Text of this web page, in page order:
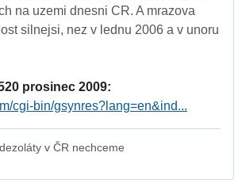
na uzemi dnesni CR. A mrazova
silnejsi, nez v lednu 2006 a v unoru
prosinec 2009:
cgi-bin/gsynres?lang=en&ind...
v ČR nechceme